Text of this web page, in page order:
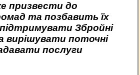
призвести до
та позбавить їх
Збройні
вирішувати поточні
послуги